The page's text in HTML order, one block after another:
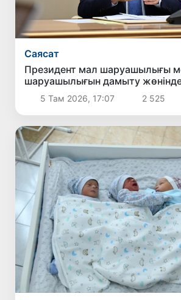
Саясат
Президент мал шаруашылығы
шаруашылығын дамыту
шаралармен танысты
5 Там 2026, 17:07 2 525